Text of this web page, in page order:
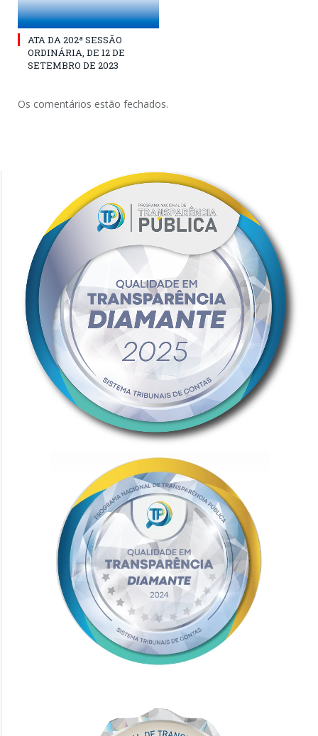
ATA DA 202ª SESSÃO
ORDINÁRIA, DE 12 DE
SETEMBRO DE 2023
Os comentários estão fechados.